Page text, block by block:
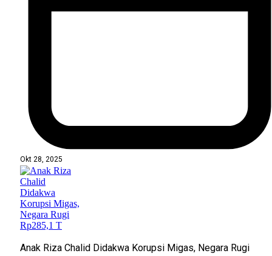
Okt 28, 2025
Anak Riza Chalid Didakwa Korupsi Migas, Negara Rugi